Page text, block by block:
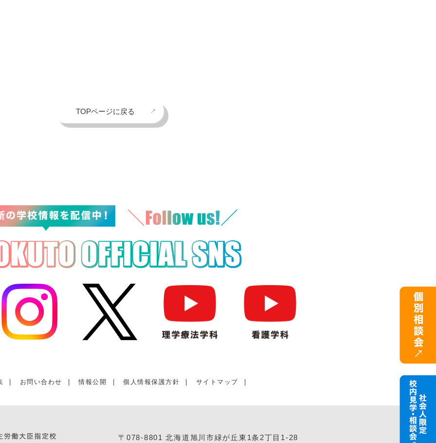
TOPページに戻る
お問い合わせ 情報公開 個人情報保護方針 サイトマップ
〒078-8801 北海道旭川市緑が丘東1条2丁目1-28